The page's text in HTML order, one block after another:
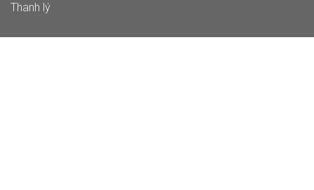
Thanh lý